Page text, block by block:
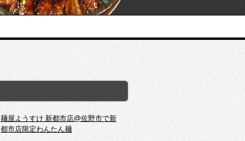
麺屋ようすけ 新都市店@佐野市で新
都市店限定わんたん麺